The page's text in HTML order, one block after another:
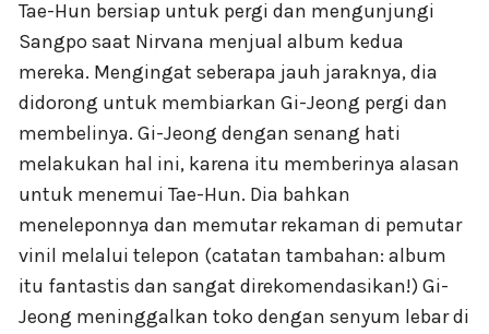
Tae-Hun bersiap untuk pergi dan mengunjungi
Sangpo saat Nirvana menjual album kedua
mereka. Mengingat seberapa jauh jaraknya, dia
didorong untuk membiarkan Gi-Jeong pergi dan
membelinya. Gi-Jeong dengan senang hati
melakukan hal ini, karena itu memberinya alasan
untuk menemui Tae-Hun. Dia bahkan
meneleponnya dan memutar rekaman di pemutar
vinil melalui telepon (catatan tambahan: album
itu fantastis dan sangat direkomendasikan!) Gi-
Jeong meninggalkan toko dengan senyum lebar di